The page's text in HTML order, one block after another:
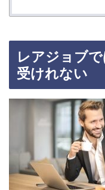
レアジョブ
受けれない